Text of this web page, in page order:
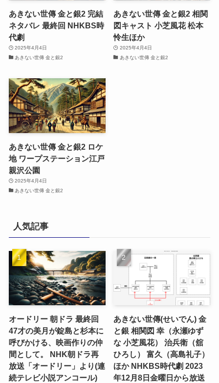
あきない世傳 金と銀2 完結
ネタバレ 最終回 NHKBS時
代劇
2025年4月4日
あきない世傳 金と銀2
あきない世傳 金と銀2 相関
図キャスト 小芝風花 松本
怜生ほか
2025年4月4日
あきない世傳 金と銀2
あきない世傳 金と銀2 ロケ
地 ワープステーション江戸
親沢公園
2025年4月4日
あきない世傳 金と銀2
人気記事
オードリー 朝ドラ 最終回
47才の美月が錠島と杉本に
呼びかける、映画作りの仲
間として。 NHK朝ドラ再
放送「オードリー」より(連
続テレビ小説アンコール)
あきない世傳(せいでん) 金
と銀 相関図 幸（永瀬ゆず
な 小芝風花） 治兵衛（舘
ひろし） 富久（高島礼子）
ほか NHKBS時代劇 2023
年12月8日金曜日から放送